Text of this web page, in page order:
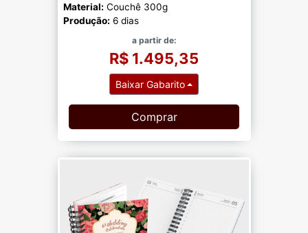
Material: Couchê 300g
Produção: 6 dias
a partir de:
R$ 1.495,35
Baixar Gabarito
Comprar